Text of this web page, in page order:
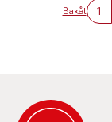
Bakåt 1